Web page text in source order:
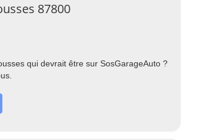
87800
qui devrait être sur SosGarageAuto ?